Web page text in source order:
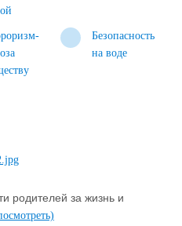
Безопасность
на воде
родителей за жизнь и